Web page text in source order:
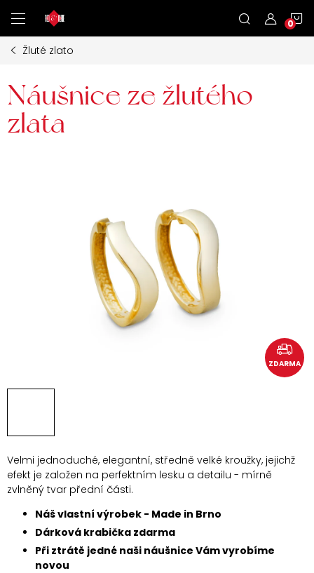
na
obsah
Žluté zlato
Náušnice ze žlutého
zlata
ZDARMA
Velmi jednoduché, elegantní, středně velké kroužky, jejichž
efekt je založen na perfektním lesku a detailu - mírně
zvlněný tvar přední části.
Náš vlastní výrobek - Made in Brno
Dárková krabička zdarma
Při ztrátě jedné naši náušnice Vám vyrobíme
novou